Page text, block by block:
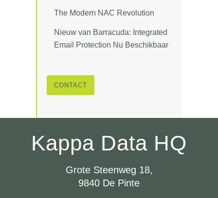
The Modern NAC Revolution
Nieuw van Barracuda: Integrated
Email Protection Nu Beschikbaar
CONTACT
Kappa Data HQ
Grote Steenweg 18,
9840 De Pinte